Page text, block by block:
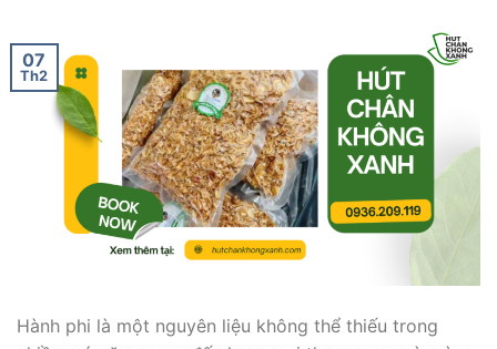
07
Th2
Hành phi là một nguyên liệu không thể thiếu trong